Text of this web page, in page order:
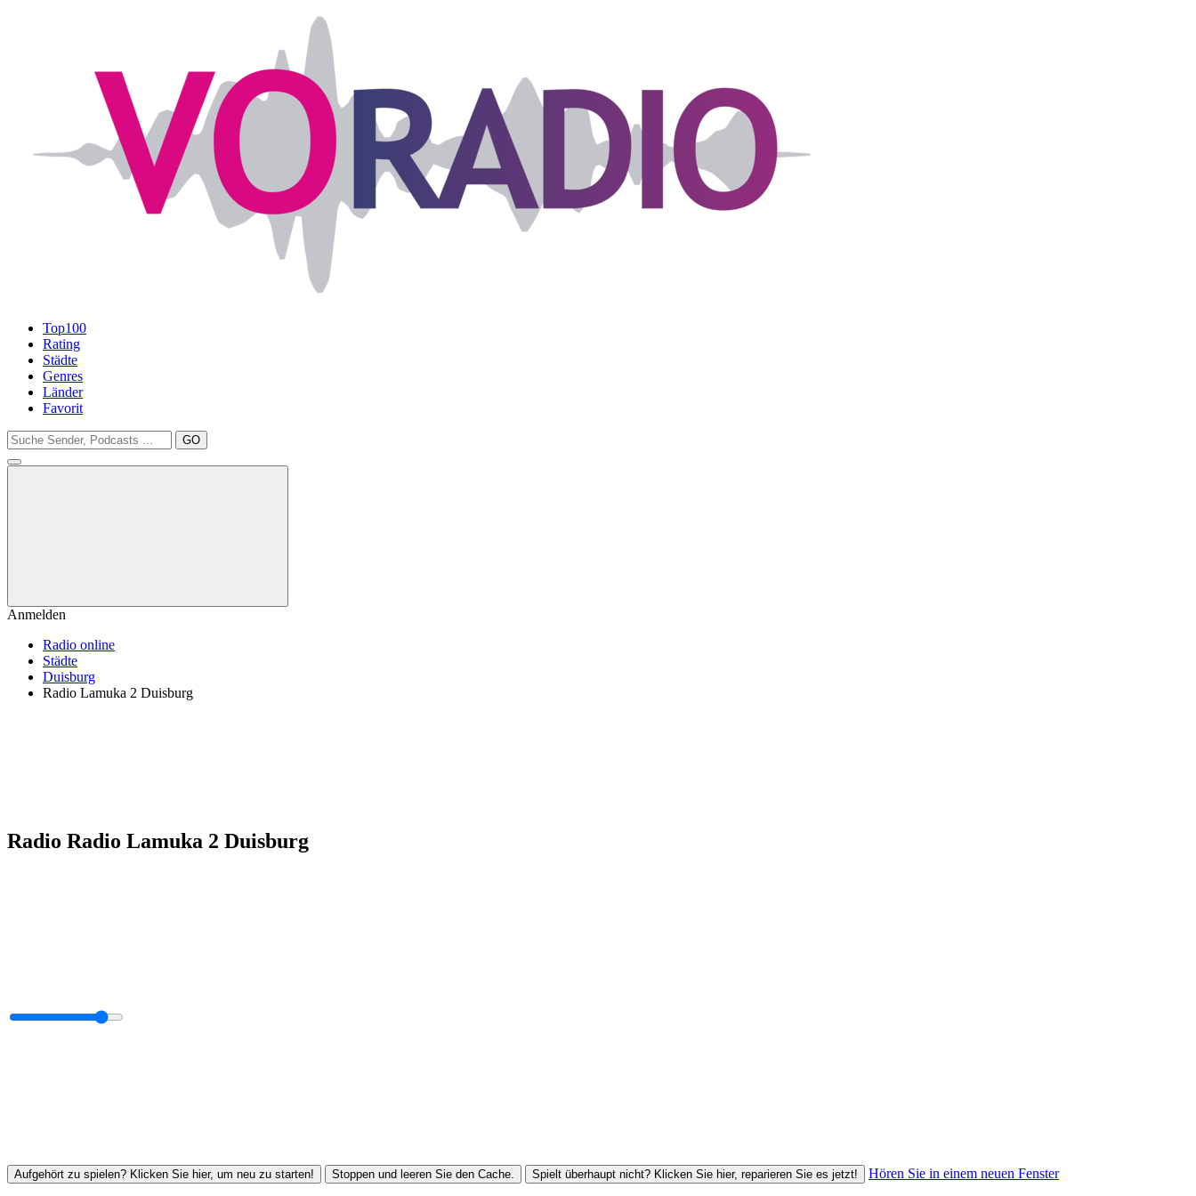
Top100
Rating
Städte
Genres
Länder
Favorit
GO
Anmelden
Radio online
Städte
Duisburg
Radio Lamuka 2 Duisburg
Radio Radio Lamuka 2 Duisburg
Aufgehört zu spielen? Klicken Sie hier, um neu zu starten! Stoppen und leeren Sie den Cache. Spielt überhaupt nicht? Klicken Sie hier, reparieren Sie es jetzt! Hören Sie in einem neuen Fenster